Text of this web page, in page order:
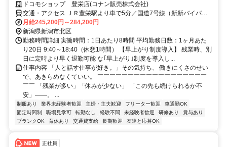
ドコモショップ 豊栄店(コナン販売株式会社)
交通・アクセス ＪＲ豊栄駅より車で5分／国道7号線（新新バイパ
ス）豊栄ICより車で5分
月給245,200円～284,200円
新潟県新潟市北区
勤務時間詳細 実働時間：1日あたり8時間 平均勤務日数：1ヶ月あた
り20日 9:40～18:40（休憩1時間） 【早上がり制度導入】 残業時、別
日に定時より早く退勤可能 な｢早上がり｣制度を導入し...
仕事内容 「人と話す仕事が好き。」その気持ち、 働きにくさのせい
で、あきらめなくていい。 ￣￣￣￣￣￣￣￣￣￣￣￣￣￣￣￣￣￣
￣￣ 「残業が多い」「休みが少ない」 「この先も続けられるか不
安」——。 ...
制服あり 業界未経験者歓迎 主婦・主夫歓迎 フリーター歓迎
車通勤OK
固定時間制
職場見学可 転勤なし 経験不問 未経験者歓迎 研修あり
賞与あり
ブランクOK
育休あり 交通費支給 長期歓迎 友達と応募OK
正社員